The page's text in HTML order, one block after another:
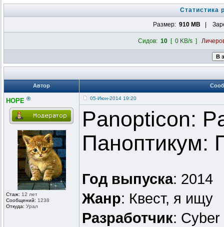
Статистика
Размер: 910 MB |
Сидов: 10[ 0 KB/s ]
Автор
HOPE ®
Стаж: 12 лет
Сообщений: 1238
Откуда: Урал
05-Июн-2014 19:20
Panopticon:
Паноптикум:
Год выпуска: 2014
Жанр: Квест, я ищу
Разработчик: